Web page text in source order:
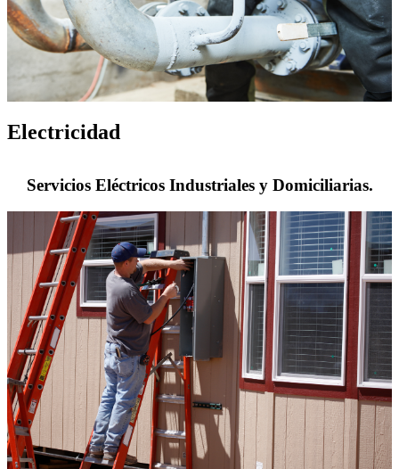
Electricidad
Servicios Eléctricos Industriales y Domiciliarias.